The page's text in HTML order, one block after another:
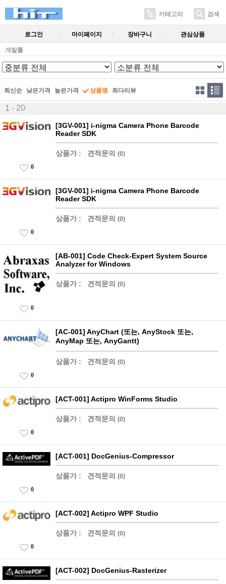
카테고리 검색
로그인 마이페이지 장바구니 관심상품
개발툴
최신순 낮은가격 높은가격 상품명 최다리뷰
1 - 20
[3GV-001] i-nigma Camera Phone Barcode
Reader SDK
상품가 : 견적문의 (0)
0
[3GV-001] i-nigma Camera Phone Barcode
Reader SDK
상품가 : 견적문의 (0)
0
[AB-001] Code Check-Expert System Source
Analyzer for Windows
상품가 : 견적문의 (0)
0
[AC-001] AnyChart (또는, AnyStock 또는,
AnyMap 또는, AnyGantt)
상품가 : 견적문의 (0)
0
[ACT-001] Actipro WinForms Studio
상품가 : 견적문의 (0)
0
[ACT-001] DocGenius-Compressor
상품가 : 견적문의 (0)
0
[ACT-002] Actipro WPF Studio
상품가 : 견적문의 (0)
0
[ACT-002] DocGenius-Rasterizer